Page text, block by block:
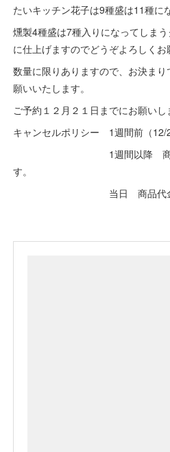
たいキッチン花子は9種盛は11種に
燻製4種盛は7種入りになってしま
に仕上げますのでどうぞよろしくお
数量に限りありますので、お決ま
願いいたします。
ご予約１２月２１日までにお願いし
キャンセルポリシー 1週間前（12/
1週間以降 商品代の
す。
当日 商品代金100％